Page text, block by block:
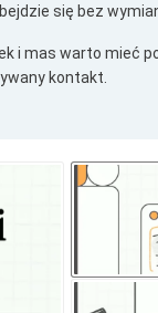
się bez
i mas warto mieć
kontakt.